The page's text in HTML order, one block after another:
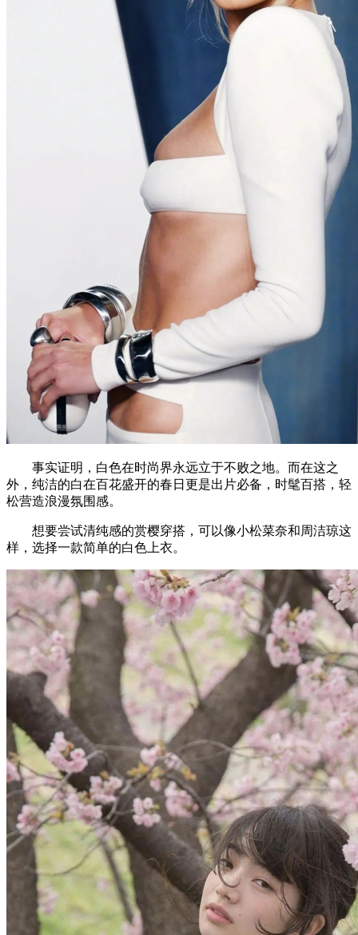
事实证明，白色在时尚界永远立于不败之地。而在这之
外，纯洁的白在百花盛开的春日更是出片必备，时髦百搭，轻
松营造浪漫氛围感。
想要尝试清纯感的赏樱穿搭，可以像小松菜奈和周洁琼这
样，选择一款简单的白色上衣。